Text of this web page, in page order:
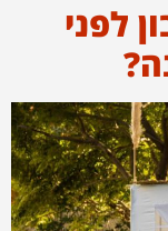
לפני